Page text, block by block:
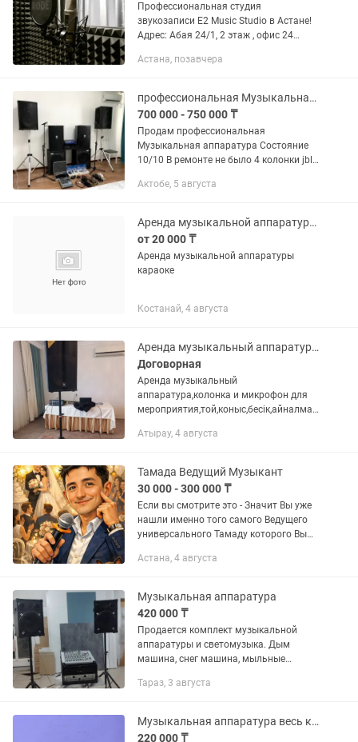
Профессиональная студия
звукозаписи E2 Music Studio в Астане!
Адрес: Абая 24/1, 2 этаж , офис 24
находится звукорежиссер, который вас
Астана, позавчера
профессиональная Музыкальная аппаратура
700 000 - 750 000 ₸
Продам профессиональная
Музыкальная аппаратура Состояние
10/10 В ремонте не было 4 колонки jbl
пассивный пульт 3 беспроводных
2...
Актобе, 5 августа
Аренда музыкальной аппаратуры караоке
от 20 000 ₸
Аренда музыкальной аппаратуры
караоке
Костанай, 4 августа
Аренда музыкальный аппаратура колонка,микрофон
Договорная
Аренда музыкальный
аппаратура,колонка и микрофон для
мероприятия,той,коныс,бесік,айналмақ,
Атырау, 4 августа
Тамада Ведущий Музыкант
30 000 - 300 000 ₸
Если вы смотрите это - Значит Вы уже
нашли именно того самого Ведущего
универсального Тамаду которого Вы
Позвоните, чем ближе ваше
Астана, 4 августа
Музыкальная аппаратура
420 000 ₸
Продается комплект музыкальной
аппаратуры и светомузыка. Дым
машина, снег машина, мыльные
на стойке с пультом управления. Два
для...
Тараз, 3 августа
Музыкальная аппаратура весь комплект
220 000 ₸